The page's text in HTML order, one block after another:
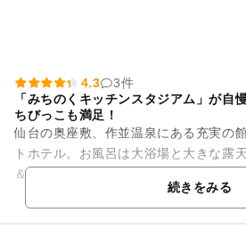
4.3
3件
「みちのくキッチンスタジアム」が自
ちびっこも満足！
仙台の奥座敷、作並温泉にある充実の
トホテル。お風呂は大浴場と大きな露
＆露天風呂「じゃぶ～ん」があります
くりの湯”を堪能してみて...続きをみる